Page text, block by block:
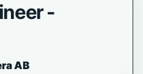
-
AB